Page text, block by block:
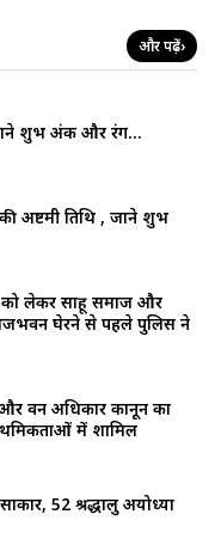
और पढ़ें›
शुभ अंक और रंग…
अष्टमी तिथि , जाने शुभ
को लेकर साहू समाज और
घेरने से पहले पुलिस ने
वन अधिकार कानून का
में शामिल
52 श्रद्धालु अयोध्या